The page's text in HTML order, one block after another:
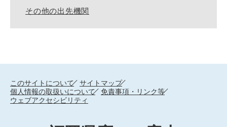
その他の出先機関
このサイトについて
サイトマップ
個人情報の取扱いについて
免責事項・リンク等
ウェブアクセシビリティ